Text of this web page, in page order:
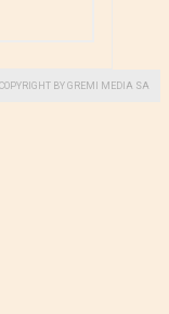
BY GREMI MEDIA SA